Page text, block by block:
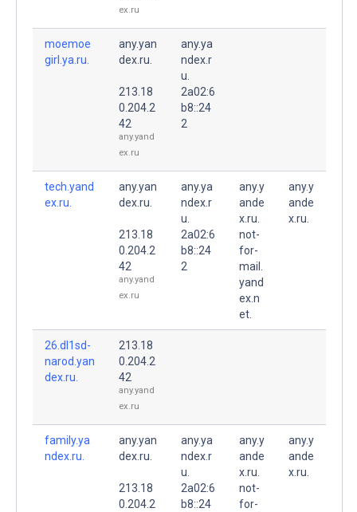
ex.ru
moemoe
girl.ya.ru.
any.yan
dex.ru.
213.18
0.204.2
42
any.yand
ex.ru
any.ya
ndex.r
u.
2a02:6
b8::24
2
tech.yand
ex.ru.
any.yan
dex.ru.
213.18
0.204.2
42
any.yand
ex.ru
any.ya
ndex.r
u.
2a02:6
b8::24
2
any.y
ande
x.ru.
not-
for-
mail.
yand
ex.n
et.
any.y
ande
x.ru.
26.dl1sd-
narod.yan
dex.ru.
213.18
0.204.2
42
any.yand
ex.ru
family.ya
ndex.ru.
any.yan
dex.ru.
213.18
0.204.2
any.ya
ndex.r
u.
2a02:6
b8::24
any.y
ande
x.ru.
not-
for-
any.y
ande
x.ru.